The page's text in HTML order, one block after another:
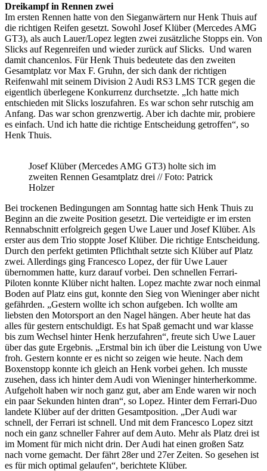
Dreikampf in Rennen zwei
Im ersten Rennen hatte von den Sieganwärtern nur Henk Thuis auf
die richtigen Reifen gesetzt. Sowohl Josef Klüber (Mercedes AMG
GT3), als auch Lauer/Lopez legten zwei zusätzliche Stopps ein. Von
Slicks auf Regenreifen und wieder zurück auf Slicks. Und waren
damit chancenlos. Für Henk Thuis bedeutete das den zweiten
Gesamtplatz vor Max F. Gruhn, der sich dank der richtigen
Reifenwahl mit seinem Division 2 Audi RS3 LMS TCR gegen die
eigentlich überlegene Konkurrenz durchsetzte. „Ich hatte mich
entschieden mit Slicks loszufahren. Es war schon sehr rutschig am
Anfang. Das war schon grenzwertig. Aber ich dachte mir, probiere
es einfach. Und ich hatte die richtige Entscheidung getroffen“, so
Henk Thuis.
Josef Klüber (Mercedes AMG GT3) holte sich im
zweiten Rennen Gesamtplatz drei // Foto: Patrick
Holzer
Bei trockenen Bedingungen am Sonntag hatte sich Henk Thuis zu
Beginn an die zweite Position gesetzt. Die verteidigte er im ersten
Rennabschnitt erfolgreich gegen Uwe Lauer und Josef Klüber. Als
erster aus dem Trio stoppte Josef Klüber. Die richtige Entscheidung.
Durch den perfekt getimten Pflichthalt setzte sich Klüber auf Platz
zwei. Allerdings ging Francesco Lopez, der für Uwe Lauer
übernommen hatte, kurz darauf vorbei. Den schnellen Ferrari-
Piloten konnte Klüber nicht halten. Lopez machte zwar noch einmal
Boden auf Platz eins gut, konnte den Sieg von Wieninger aber nicht
gefährden. „Gestern wollte ich schon aufgeben. Ich wollte am
liebsten den Motorsport an den Nagel hängen. Aber heute hat das
alles für gestern entschuldigt. Es hat Spaß gemacht und war klasse
bis zum Wechsel hinter Henk herzufahren“, freute sich Uwe Lauer
über das gute Ergebnis. „Erstmal bin ich über die Leistung von Uwe
froh. Gestern konnte er es nicht so zeigen wie heute. Nach dem
Boxenstopp konnte ich gleich an Henk vorbei gehen. Ich musste
zusehen, dass ich hinter dem Audi von Wieninger hinterherkomme.
Aufgeholt haben wir noch ganz gut, aber am Ende waren wir noch
ein paar Sekunden hinten dran“, so Lopez. Hinter dem Ferrari-Duo
landete Klüber auf der dritten Gesamtposition. „Der Audi war
schnell, der Ferrari ist schnell. Und mit dem Francesco Lopez sitzt
noch ein ganz schneller Fahrer auf dem Auto. Mehr als Platz drei ist
im Moment für mich nicht drin. Der Audi hat einen großen Satz
nach vorne gemacht. Der fährt 28er und 27er Zeiten. So gesehen ist
es für mich optimal gelaufen“, berichtete Klüber.